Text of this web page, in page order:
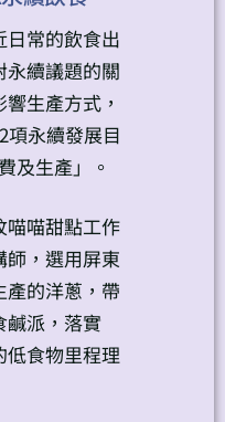
日常的飲食出
續議題的關
生產方式，
項永續發展目
及生產」。
喵喵甜點工作
師，選用屏東
的洋蔥，帶
鹹派，落實
低食物里程理